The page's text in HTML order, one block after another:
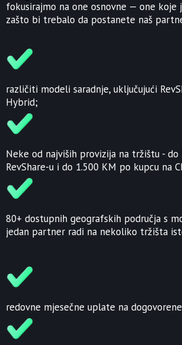
fokusirajmo na one osnovne — one koje
zašto bi trebalo da postanete naš
različiti modeli saradnje, uključujući
Hybrid;
Neke od najviših provizija na tržištu -
RevShare-u i do 1.500 KM po kupcu na
80+ dostupnih geografskih područja s
jedan partner radi na nekoliko tržišta
redovne mjesečne uplate na